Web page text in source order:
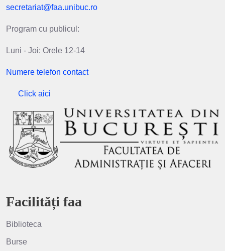
secretariat@faa.unibuc.ro
Program cu publicul:
Luni - Joi: Orele 12-14
Numere telefon contact
Click aici
Facilități faa
Biblioteca
Burse